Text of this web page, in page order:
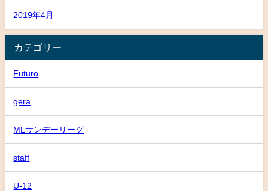
2019年4月
カテゴリー
Futuro
gera
MLサンデーリーグ
staff
U-12